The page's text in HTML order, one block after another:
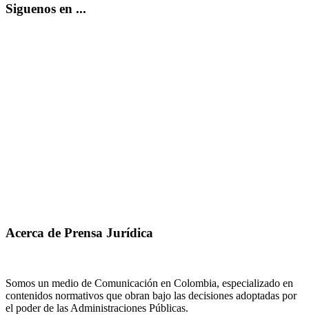
Siguenos en ...
Acerca de Prensa Jurídica
Somos un medio de Comunicación en Colombia, especializado en
contenidos normativos que obran bajo las decisiones adoptadas por
el poder de las Administraciones Públicas.